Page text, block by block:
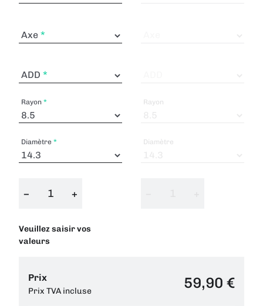
Axe
ADD
Rayon
Diamètre
− +
Veuillez saisir vos
valeurs
Rayon
Diamètre
Prix
Prix TVA incluse 59,90 €